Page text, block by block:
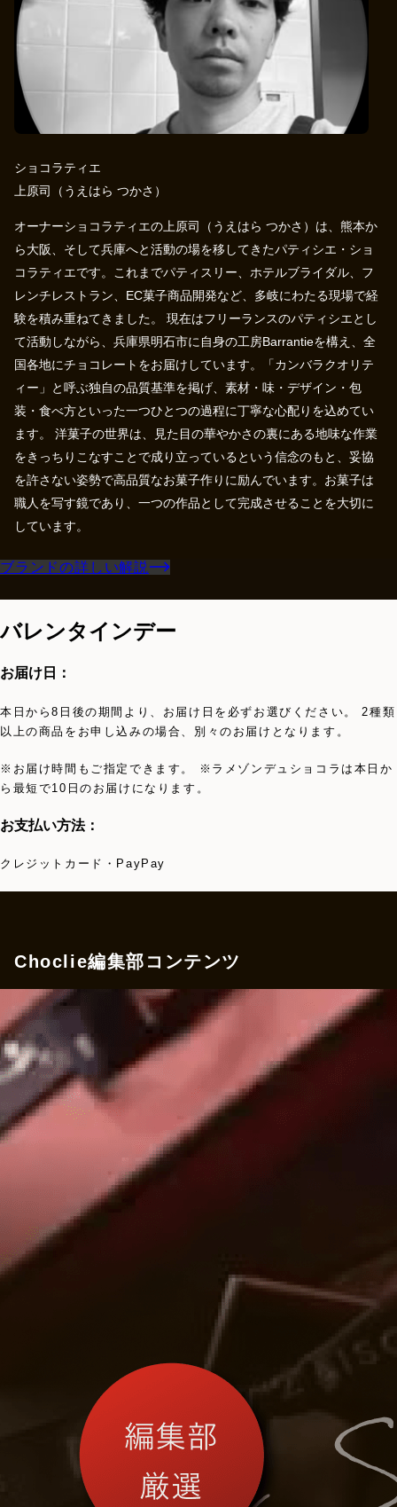
ショコラティエ
上原司（うえはら つかさ）
オーナーショコラティエの上原司（うえはら つかさ）は、熊本か
ら大阪、そして兵庫へと活動の場を移してきたパティシエ・ショ
コラティエです。これまでパティスリー、ホテルブライダル、フ
レンチレストラン、EC菓子商品開発など、多岐にわたる現場で経
験を積み重ねてきました。 現在はフリーランスのパティシエとし
て活動しながら、兵庫県明石市に自身の工房Barrantieを構え、全
国各地にチョコレートをお届けしています。「カンバラクオリテ
ィー」と呼ぶ独自の品質基準を掲げ、素材・味・デザイン・包
装・食べ方といった一つひとつの過程に丁寧な心配りを込めてい
ます。 洋菓子の世界は、見た目の華やかさの裏にある地味な作業
をきっちりこなすことで成り立っているという信念のもと、妥協
を許さない姿勢で高品質なお菓子作りに励んでいます。お菓子は
職人を写す鏡であり、一つの作品として完成させることを大切に
しています。
ブランドの詳しい解説
バレンタインデー
お届け日：
本日から8日後の期間より、お届け日を必ずお選びください。 2種類
以上の商品をお申し込みの場合、別々のお届けとなります。
※お届け時間もご指定できます。 ※ラメゾンデュショコラは本日か
ら最短で10日のお届けになります。
お支払い方法：
クレジットカード・PayPay
Choclie編集部コンテンツ